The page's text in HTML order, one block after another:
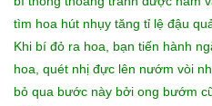
tìm hoa hút nhụy tăng tỉ lệ đậu
Khi bí đỏ ra hoa, bạn tiến hành
hoa, quét nhị đực lên nướm vòi
bỏ qua bước này bởi ong bướm